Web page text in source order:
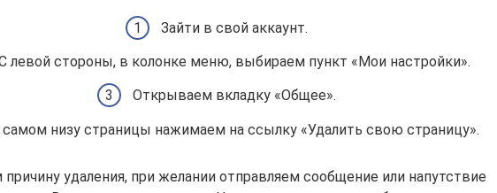
Зайти в свой аккаунт.
левой стороны, в колонке меню, выбираем пункт «Мои настройки».
Открываем вкладку «Общее».
самом низу страницы нажимаем на ссылку «Удалить свою страницу».
удаления, при желании отправляем сообщение или напутствие